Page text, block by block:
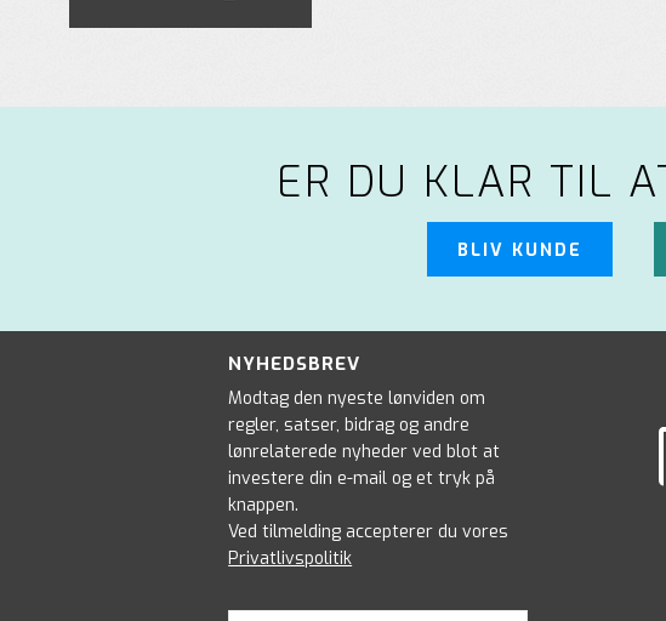
ER DU KLAR TIL
BLIV KUNDE
NYHEDSBREV
Modtag den nyeste lønviden om
regler, satser, bidrag og andre
lønrelaterede nyheder ved blot at
investere din e-mail og et tryk på
knappen.
Ved tilmelding accepterer du vores
Privatlivspolitik